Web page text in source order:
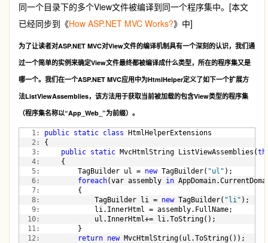
同一个目录下的多个View文件被编译到同一个程序集中。[本文
已经同步到《How ASP.NET MVC Works?》中]
为了让读者对ASP.NET MVC对View文件的编译机制具有一个深刻的认识，我们通
过一个简单的实例来确定View文件最终都被编译成什么类型，所在的程序集又是
哪一个。我们在一个ASP.NET MVC应用中为HtmlHelper定义了如下一个扩展方
法ListViewAssemblies，该方法用于获取当前被加载的包含View类型的程序集
（程序集名称以“App_Web_”为前缀）。
   1:
public static class HtmlHelperExtensions
   2:
{
   3:
public static MvcHtmlString ListViewAssemblies(
   4:
     {
   5:
         TagBuilder ul =
new TagBuilder( "ul" );
   6:
foreach(var assembly in
   7:
         {
   8:
             TagBuilder li =
new TagBuilder( "li" );
   9:
             li.InnerHtml = assembly.FullName;
  10:
             ul.InnerHtml+= li.ToString();
  11:
         }
  12:
return new MvcHtmlString(ul.ToString());